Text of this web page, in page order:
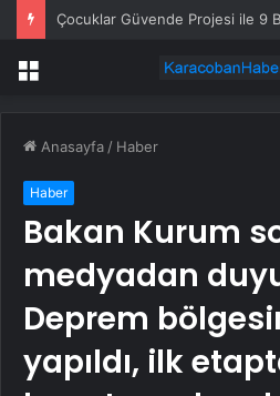
Çocuklar Güvende Projesi ile 9
Menü
Anasayfa / Haber
Haber
Bakan Kurum
medyadan
Deprem
yapıldı, ilk